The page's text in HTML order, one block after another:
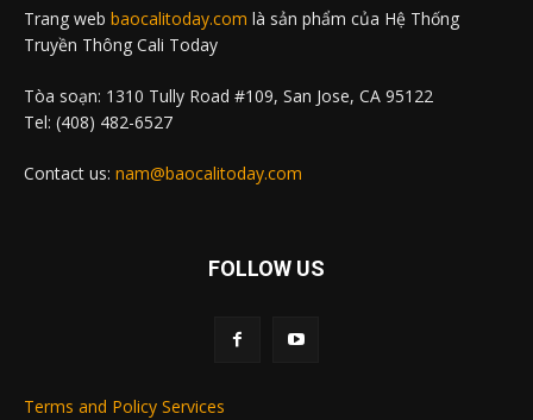
Trang web baocalitoday.com là sản phẩm của Hệ Thống
Truyền Thông Cali Today
Tòa soạn: 1310 Tully Road #109, San Jose, CA 95122
Tel: (408) 482-6527
Contact us: nam@baocalitoday.com
FOLLOW US
Terms and Policy Services